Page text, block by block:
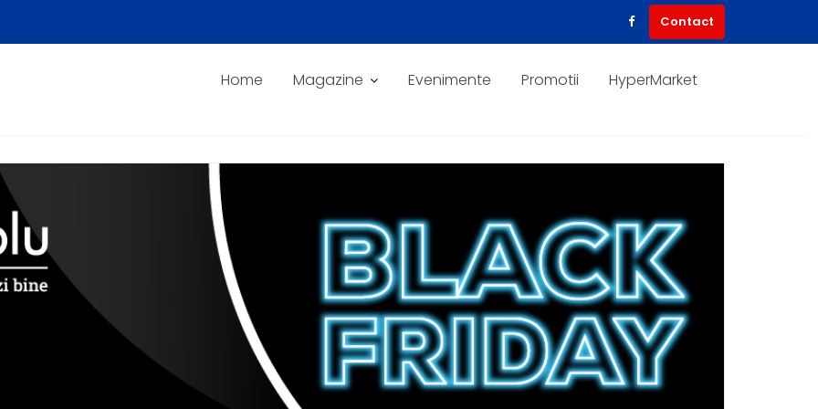
Contact
Home Magazine Evenimente Promotii HyperMarket